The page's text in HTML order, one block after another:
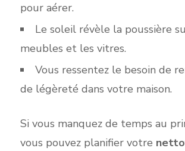
pour aérer.
Le soleil révèle la poussière
meubles et les vitres.
Vous ressentez le besoin de
de légèreté dans votre maison.
Si vous manquez de temps au
vous pouvez planifier votre